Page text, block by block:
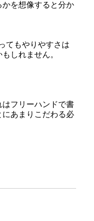
を想像すると分か
てもやりやすさは
しれません。
フリーハンドで書
あまりこだわる必